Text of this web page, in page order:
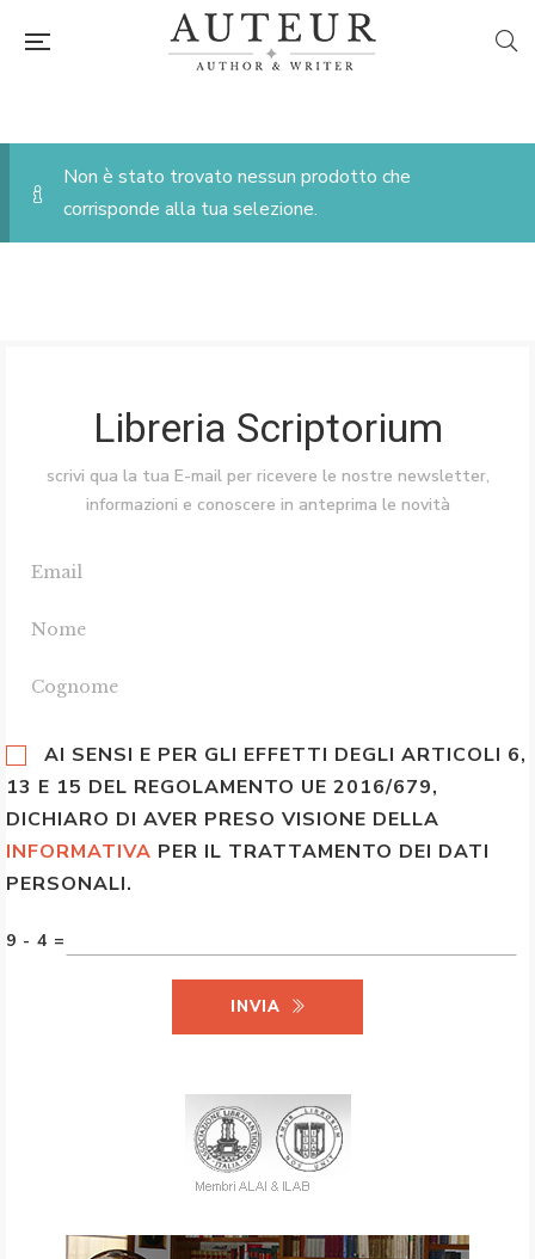
Non è stato trovato nessun prodotto che
corrisponde alla tua selezione.
Libreria Scriptorium
scrivi qua la tua E-mail per ricevere le nostre newsletter,
informazioni e conoscere in anteprima le novità
AI SENSI E PER GLI EFFETTI DEGLI ARTICOLI 6,
13 E 15 DEL REGOLAMENTO UE 2016/679,
DICHIARO DI AVER PRESO VISIONE DELLA
INFORMATIVA PER IL TRATTAMENTO DEI DATI
PERSONALI.
9 - 4 =
INVIA